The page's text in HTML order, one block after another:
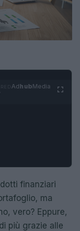
AdhubMedia
finanziari
ma
vero? Eppure,
più grazie alle